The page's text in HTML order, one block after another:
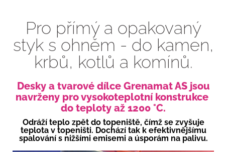
Pro přímý a opakovaný
styk s ohněm - do kamen,
krbů, kotlů a komínů.
Desky a tvarové dílce Grenamat AS jsou
navrženy pro vysokoteplotní konstrukce
do teploty až 1200 °C.
Odráží teplo zpět do topeniště, čímž se zvyšuje
teplota v topeništi. Dochází tak k efektivnějšímu
spalování s nižšími emisemi a úsporám na palivu.